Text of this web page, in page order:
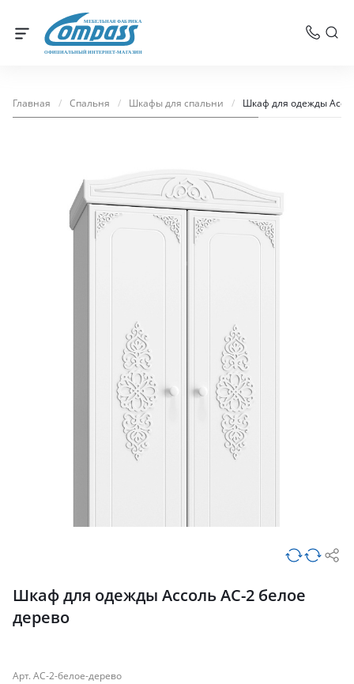
МЕБЕЛЬНАЯ ФАБРИКА
ОФИЦИАЛЬНЫЙ ИНТЕРНЕТ-МАГАЗИН
Главная / Спальня / Шкафы для спальни / Шкаф для одежды
Шкаф для одежды Ассоль АС-2 белое
дерево
Арт. АС-2-белое-дерево